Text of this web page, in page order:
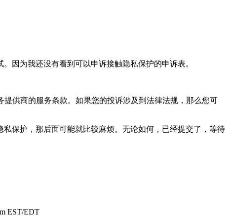
因为我还没有看到可以申诉接触隐私保护的申诉表。
供商的服务条款。如果您的投诉涉及到法律法规，那么您可
保护，那后面可能就比较麻烦。无论如何，已经提交了，等待
EST/EDT